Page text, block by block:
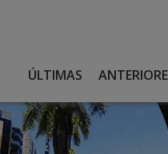
ÚLTIMAS